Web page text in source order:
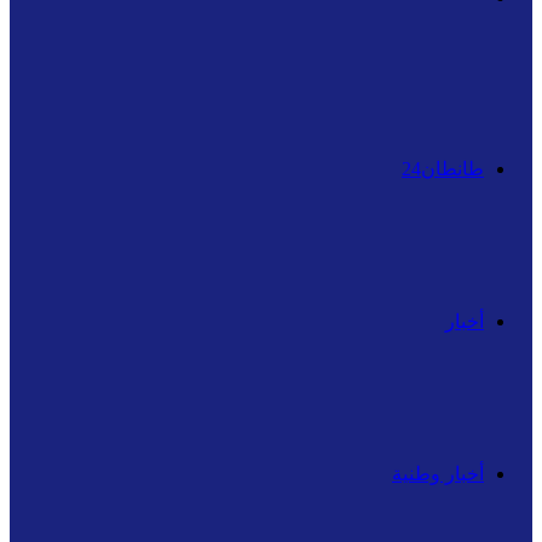
طانطان24
أخبار
أخبار وطنية